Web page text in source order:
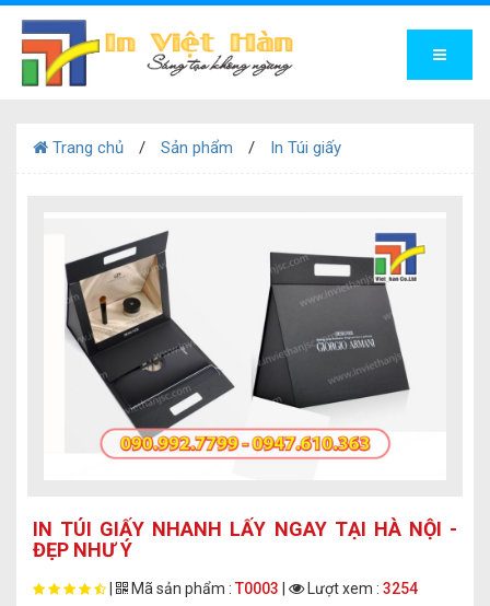
Trang chủ Sản phẩm In Túi giấy
IN TÚI GIẤY NHANH LẤY NGAY TẠI HÀ NỘI -
ĐẸP NHƯ Ý
Mã sản phẩm : T0003 Lượt xem : 3254